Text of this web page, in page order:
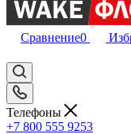
Сравнение0
Телефоны
+7 800 555 9253